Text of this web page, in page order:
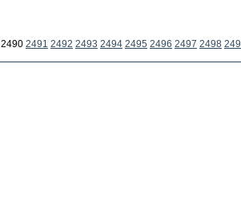
2400
2410
2420
2430
2440
2450
2460
2470
2480
2490 2491 2492 2493 2494 2495 2496 2497 2498